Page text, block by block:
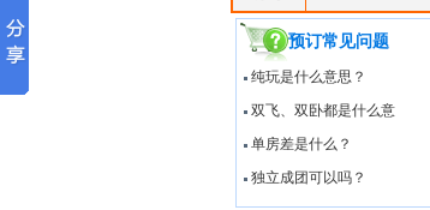
预订常见问题
纯玩是什么意思？
双飞、双卧都是什么意
单房差是什么？
独立成团可以吗？